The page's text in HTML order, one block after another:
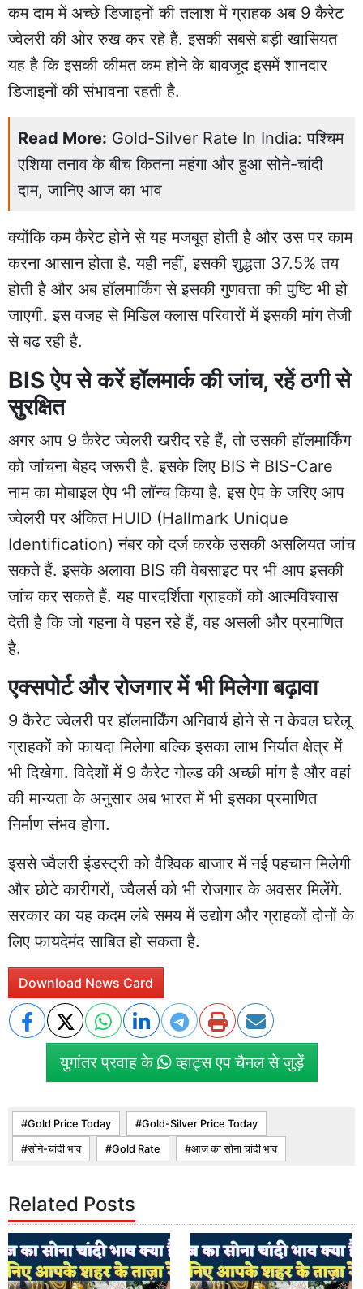
कम दाम में अच्छे डिजाइनों की तलाश में ग्राहक अब 9 कैरेट
ज्वेलरी की ओर रुख कर रहे हैं. इसकी सबसे बड़ी खासियत
यह है कि इसकी कीमत कम होने के बावजूद इसमें शानदार
डिजाइनों की संभावना रहती है.
Read More: Gold-Silver Rate In India: पश्चिम
एशिया तनाव के बीच कितना महंगा और हुआ सोने-चांदी
दाम, जानिए आज का भाव
क्योंकि कम कैरेट होने से यह मजबूत होती है और उस पर काम
करना आसान होता है. यही नहीं, इसकी शुद्धता 37.5% तय
होती है और अब हॉलमार्किंग से इसकी गुणवत्ता की पुष्टि भी हो
जाएगी. इस वजह से मिडिल क्लास परिवारों में इसकी मांग तेजी
से बढ़ रही है.
BIS ऐप से करें हॉलमार्क की जांच, रहें ठगी से
सुरक्षित
अगर आप 9 कैरेट ज्वेलरी खरीद रहे हैं, तो उसकी हॉलमार्किंग
को जांचना बेहद जरूरी है. इसके लिए BIS ने BIS-Care
नाम का मोबाइल ऐप भी लॉन्च किया है. इस ऐप के जरिए आप
ज्वेलरी पर अंकित HUID (Hallmark Unique
Identification) नंबर को दर्ज करके उसकी असलियत जांच
सकते हैं. इसके अलावा BIS की वेबसाइट पर भी आप इसकी
जांच कर सकते हैं. यह पारदर्शिता ग्राहकों को आत्मविश्वास
देती है कि जो गहना वे पहन रहे हैं, वह असली और प्रमाणित
है.
एक्सपोर्ट और रोजगार में भी मिलेगा बढ़ावा
9 कैरेट ज्वेलरी पर हॉलमार्किंग अनिवार्य होने से न केवल घरेलू
ग्राहकों को फायदा मिलेगा बल्कि इसका लाभ निर्यात क्षेत्र में
भी दिखेगा. विदेशों में 9 कैरेट गोल्ड की अच्छी मांग है और वहां
की मान्यता के अनुसार अब भारत में भी इसका प्रमाणित
निर्माण संभव होगा.
इससे ज्वैलरी इंडस्ट्री को वैश्विक बाजार में नई पहचान मिलेगी
और छोटे कारीगरों, ज्वैलर्स को भी रोजगार के अवसर मिलेंगे.
सरकार का यह कदम लंबे समय में उद्योग और ग्राहकों दोनों के
लिए फायदेमंद साबित हो सकता है.
Download News Card
युगांतर प्रवाह के व्हाट्स एप चैनल से जुड़ें
Gold Price Today Gold-Silver Price Today
सोने-चांदी भाव Gold Rate आज का सोना चांदी भाव
Related Posts